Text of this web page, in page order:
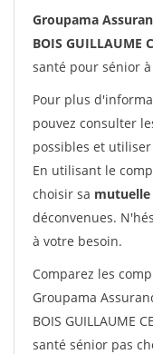
Groupama
BOIS GUILLAUME
santé pour sénior à
Pour plus
pouvez consulter
possibles et
En utilisant le
choisir sa
déconvenues.
à votre besoin.
Comparez les
Groupama
BOIS GUILLAUME
santé sénior pas